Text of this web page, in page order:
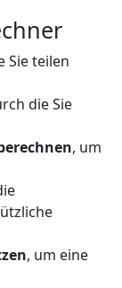
Sie teilen
die Sie
, um
, um eine